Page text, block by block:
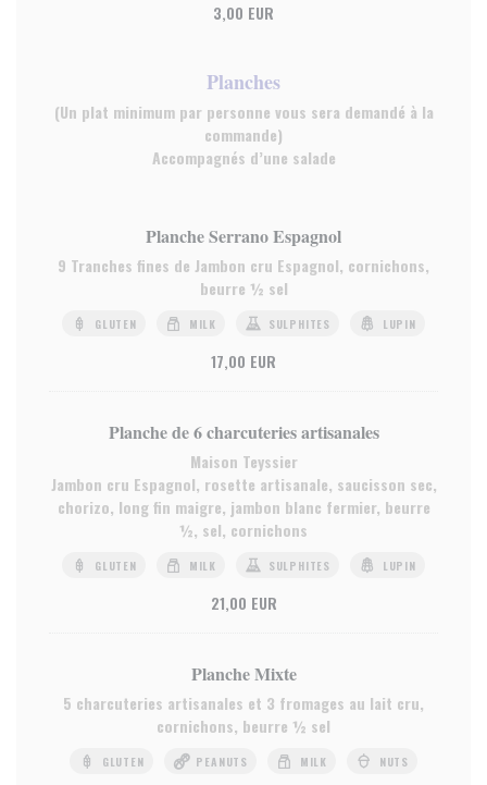
3,00 EUR
Planches
(Un plat minimum par personne vous sera demandé à la
commande)
Accompagnés d’une salade
Planche Serrano Espagnol
9 Tranches fines de Jambon cru Espagnol, cornichons,
beurre ½ sel
GLUTEN MILK SULPHITES LUPIN
17,00 EUR
Planche de 6 charcuteries artisanales
Maison Teyssier
Jambon cru Espagnol, rosette artisanale, saucisson sec,
chorizo, long fin maigre, jambon blanc fermier, beurre
½, sel, cornichons
GLUTEN MILK SULPHITES LUPIN
21,00 EUR
Planche Mixte
5 charcuteries artisanales et 3 fromages au lait cru,
cornichons, beurre ½ sel
GLUTEN PEANUTS MILK NUTS